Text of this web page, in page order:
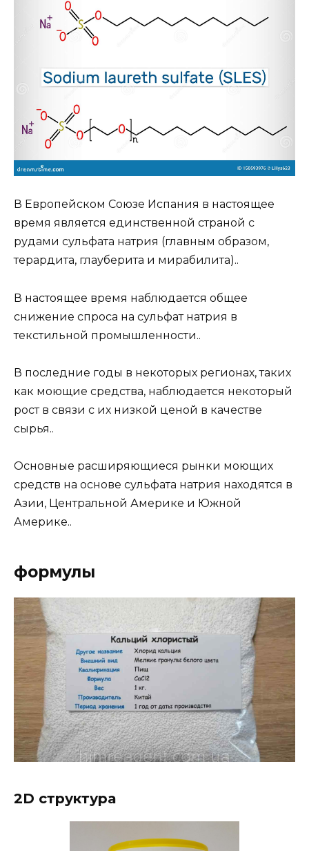
В Европейском Союзе Испания в настоящее
время является единственной страной с
рудами сульфата натрия (главным образом,
терардита, глауберита и мирабилита)..
В настоящее время наблюдается общее
снижение спроса на сульфат натрия в
текстильной промышленности..
В последние годы в некоторых регионах, таких
как моющие средства, наблюдается некоторый
рост в связи с их низкой ценой в качестве
сырья..
Основные расширяющиеся рынки моющих
средств на основе сульфата натрия находятся в
Азии, Центральной Америке и Южной
Америке..
формулы
2D структура